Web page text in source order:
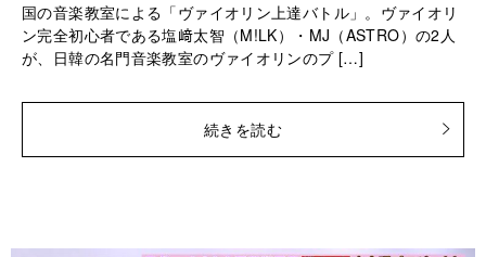
国の音楽教室による「ヴァイオリン上達バトル」。ヴァイオリ
ン完全初心者である塩﨑太智（M!LK）・MJ（ASTRO）の2人
が、日韓の名門音楽教室のヴァイオリンのプ […]
続きを読む